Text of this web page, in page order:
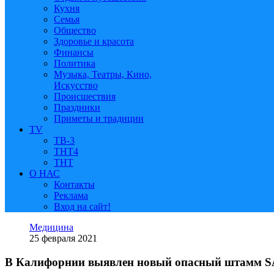
Кухня
Семья
Общество
Здоровье и красота
Финансы
Политика
Музыка, Театры, Кино,
Искусство
Происшествия
Праздники
Приметы и традиции
TV
ТВ-3
ТНТ4
ТНТ
О НАС
Контакты
Реклама
Вход на сайт!
Медицина
25 февраля 2021
В Калифорнии выявлен новый опасный штамм